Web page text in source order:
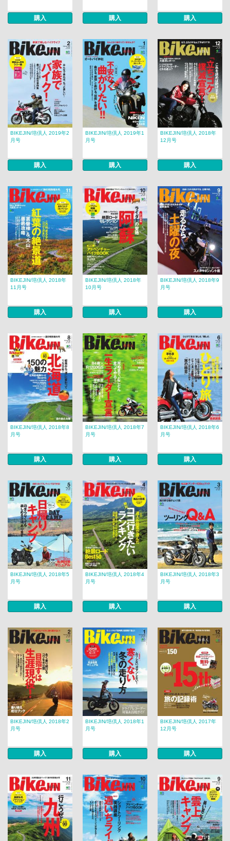
購入 購入 購入
BIKEJIN/培倶人 2019年2
月号
購入
BIKEJIN/培倶人 2019年1
月号
購入
BIKEJIN/培倶人 2018年
12月号
購入
BIKEJIN/培倶人 2018年
11月号
購入
BIKEJIN/培倶人 2018年
10月号
購入
BIKEJIN/培倶人 2018年9
月号
購入
BIKEJIN/培倶人 2018年8
月号
購入
BIKEJIN/培倶人 2018年7
月号
購入
BIKEJIN/培倶人 2018年6
月号
購入
BIKEJIN/培倶人 2018年5
月号
購入
BIKEJIN/培倶人 2018年4
月号
購入
BIKEJIN/培倶人 2018年3
月号
購入
BIKEJIN/培倶人 2018年2
月号
購入
BIKEJIN/培倶人 2018年1
月号
購入
BIKEJIN/培倶人 2017年
12月号
購入